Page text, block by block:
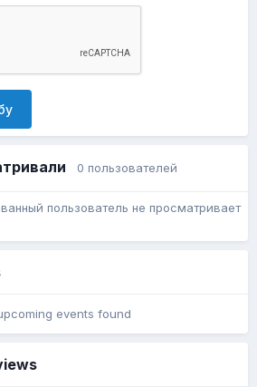
0 пользователей
пользователь не просматривает
events found